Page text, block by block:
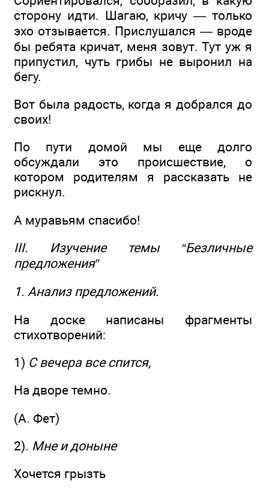
сторону идти. Шагаю, кричу — только
эхо отзывается. Прислушался — вроде
бы ребята кричат, меня зовут. Тут уж я
припустил, чуть грибы не выронил на
бегу.
Вот была радость, когда я добрался до
своих!
По пути домой мы еще долго
обсуждали это происшествие, о
котором родителям я рассказать не
рискнул.
А муравьям спасибо!
III. Изучение темы “Безличные
предложения”
1. Анализ предложений.
На доске написаны фрагменты
стихотворений:
1) С вечера все спится,
На дворе темно.
(А. Фет)
2). Мне и доныне
Хочется грызть